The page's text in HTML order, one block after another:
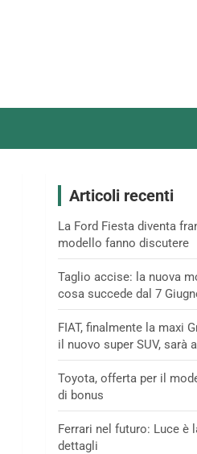
Articoli recenti
La Ford Fiesta diventa
modello fanno discutere
Taglio accise: la nuova
cosa succede dal 7
FIAT, finalmente la maxi
il nuovo super SUV, sarà
Toyota, offerta per il
di bonus
Ferrari nel futuro: Luce è
dettagli